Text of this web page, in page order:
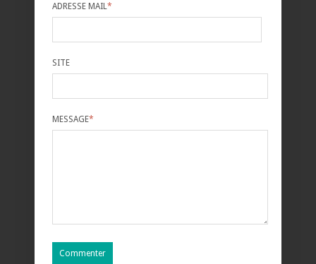
ADRESSE MAIL *
SITE
MESSAGE*